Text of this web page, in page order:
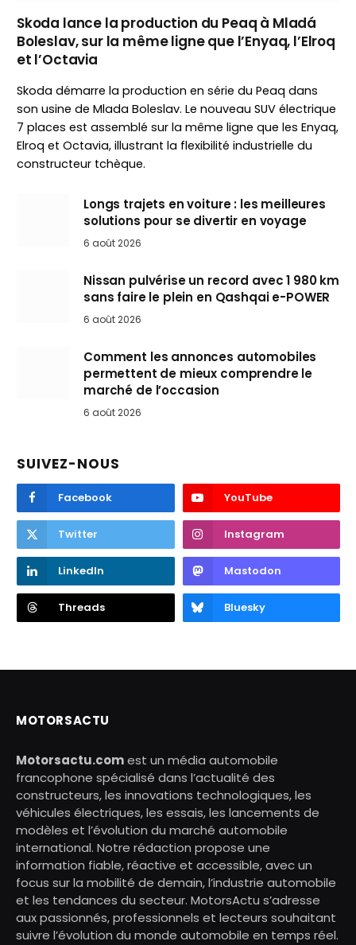
Skoda lance la production du Peaq à Mladá
Boleslav, sur la même ligne que l’Enyaq, l’Elroq
et l’Octavia
Skoda démarre la production en série du Peaq dans
son usine de Mlada Boleslav. Le nouveau SUV électrique
7 places est assemblé sur la même ligne que les Enyaq,
Elroq et Octavia, illustrant la flexibilité industrielle du
constructeur tchèque.
Longs trajets en voiture : les meilleures
solutions pour se divertir en voyage
6 août 2026
Nissan pulvérise un record avec 1 980 km
sans faire le plein en Qashqai e-POWER
6 août 2026
Comment les annonces automobiles
permettent de mieux comprendre le
marché de l’occasion
6 août 2026
SUIVEZ-NOUS
Facebook YouTube
Twitter Instagram
LinkedIn Mastodon
Threads Bluesky
MOTORSACTU
Motorsactu.comest un média automobile
francophone spécialisé dans l’actualité des
constructeurs, les innovations technologiques, les
véhicules électriques, les essais, les lancements de
modèles et l’évolution du marché automobile
international. Notre rédaction propose une
information fiable, réactive et accessible, avec un
focus sur la mobilité de demain, l’industrie automobile
et les tendances du secteur. MotorsActu s’adresse
aux passionnés, professionnels et lecteurs souhaitant
suivre l’évolution du monde automobile en temps réel.